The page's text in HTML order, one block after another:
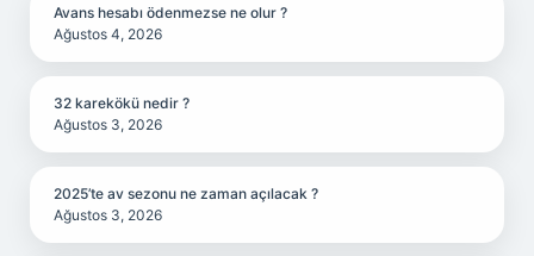
Avans hesabı ödenmezse ne olur ?
Ağustos 4, 2026
32 karekökü nedir ?
Ağustos 3, 2026
2025’te av sezonu ne zaman açılacak ?
Ağustos 3, 2026